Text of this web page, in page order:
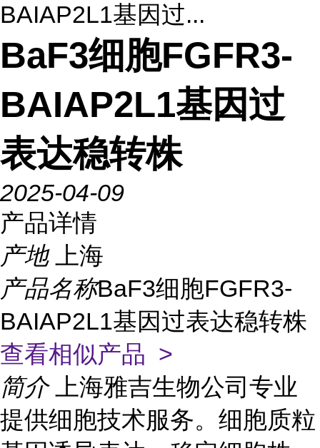
BAIAP2L1基因过...
BaF3细胞FGFR3-
BAIAP2L1基因过
表达稳转株
2025-04-09
产品详情
产地
上海
产品名称BaF3细胞FGFR3-
BAIAP2L1基因过表达稳转株
查看相似产品 >
简介
上海雅吉生物公司专业
提供细胞技术服务。细胞质粒